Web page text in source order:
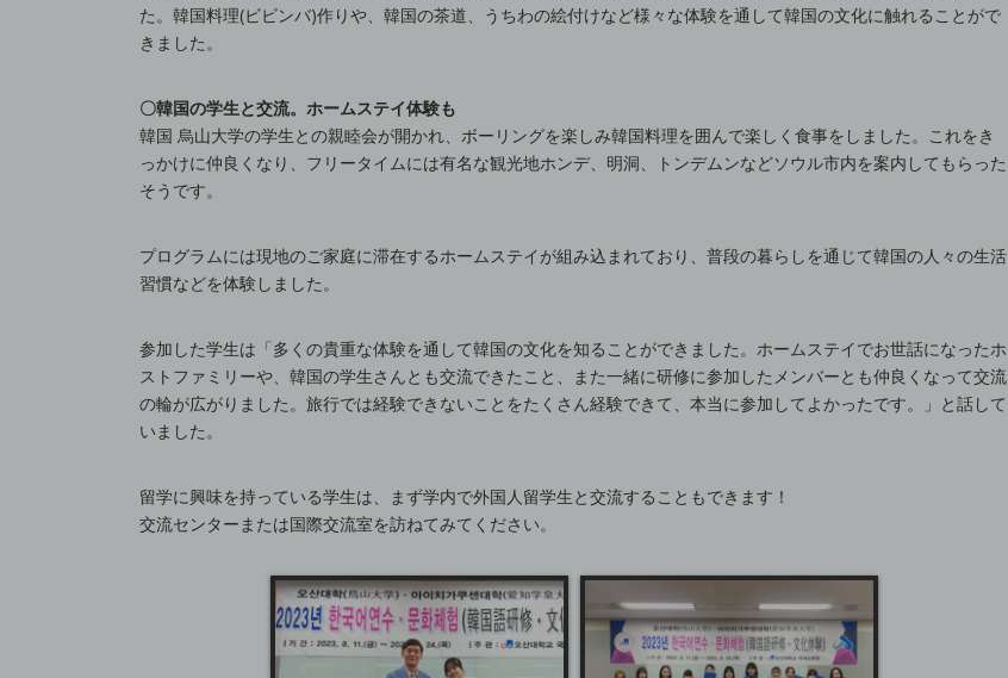
た。韓国料理(ビビンバ)作りや、韓国の茶道、うちわの絵付けなど様々な体験を通して韓国の文化に触れることがで
きました。
〇韓国の学生と交流。ホームステイ体験も
韓国 烏山大学の学生との親睦会が開かれ、ボーリングを楽しみ韓国料理を囲んで楽しく食事をしました。これをき
っかけに仲良くなり、フリータイムには有名な観光地ホンデ、明洞、トンデムンなどソウル市内を案内してもらった
そうです。
プログラムには現地のご家庭に滞在するホームステイが組み込まれており、普段の暮らしを通じて韓国の人々の生活
習慣などを体験しました。
参加した学生は「多くの貴重な体験を通して韓国の文化を知ることができました。ホームステイでお世話になったホ
ストファミリーや、韓国の学生さんとも交流できたこと、また一緒に研修に参加したメンバーとも仲良くなって交流
の輪が広がりました。旅行では経験できないことをたくさん経験できて、本当に参加してよかったです。」と話して
いました。
留学に興味を持っている学生は、まず学内で外国人留学生と交流することもできます！
交流センターまたは国際交流室を訪ねてみてください。